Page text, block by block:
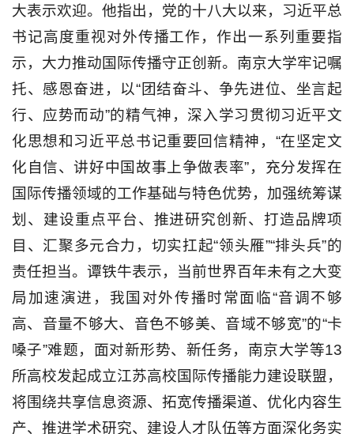
大表示欢迎。他指出，党的十八大以来，习近平总
书记高度重视对外传播工作，作出一系列重要指
示，大力推动国际传播守正创新。南京大学牢记嘱
托、感恩奋进，以“团结奋斗、争先进位、坐言起
行、应势而动”的精气神，深入学习贯彻习近平文
化思想和习近平总书记重要回信精神，“在坚定文
化自信、讲好中国故事上争做表率”，充分发挥在
国际传播领域的工作基础与特色优势，加强统筹谋
划、建设重点平台、推进研究创新、打造品牌项
目、汇聚多元合力，切实扛起“领头雁”“排头兵”的
责任担当。谭铁牛表示，当前世界百年未有之大变
局加速演进，我国对外传播时常面临“音调不够
高、音量不够大、音色不够美、音域不够宽”的“卡
嗓子”难题，面对新形势、新任务，南京大学等13
所高校发起成立江苏高校国际传播能力建设联盟，
将围绕共享信息资源、拓宽传播渠道、优化内容生
产、推进学术研究、建设人才队伍等方面深化务实